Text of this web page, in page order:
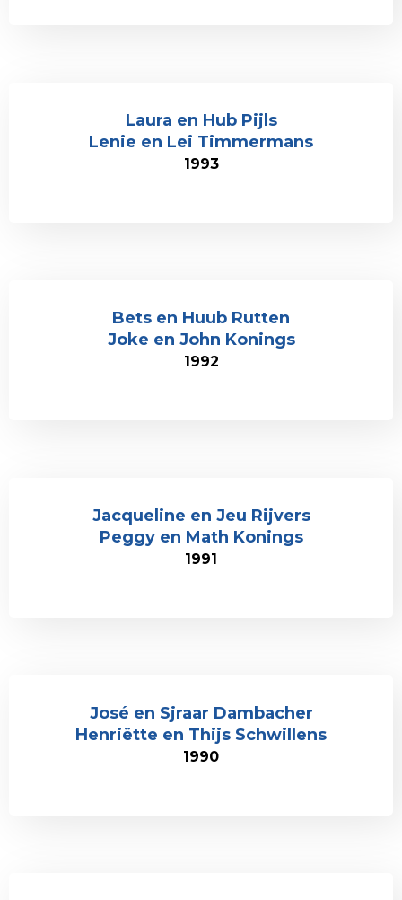
Laura en Hub Pijls
Lenie en Lei Timmermans
1993
Bets en Huub Rutten
Joke en John Konings
1992
Jacqueline en Jeu Rijvers
Peggy en Math Konings
1991
José en Sjraar Dambacher
Henriëtte en Thijs Schwillens
1990